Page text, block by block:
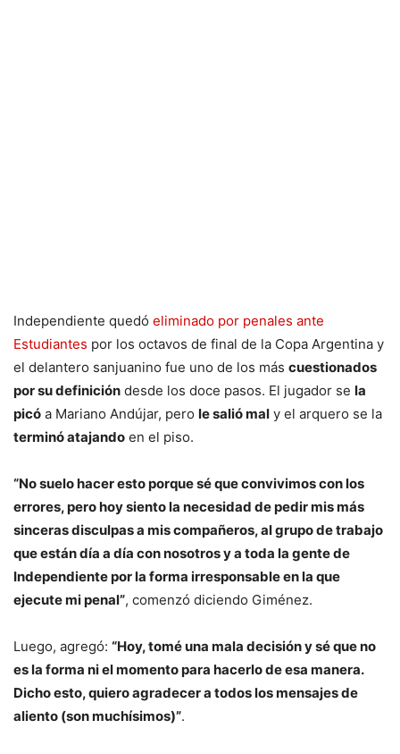
Independiente quedó eliminado por penales ante
Estudiantes por los octavos de final de la Copa Argentina y
el delantero sanjuanino fue uno de los más cuestionados
por su definición desde los doce pasos. El jugador se la
picó a Mariano Andújar, pero le salió mal y el arquero se la
terminó atajando en el piso.
“No suelo hacer esto porque sé que convivimos con los
errores, pero hoy siento la necesidad de pedir mis más
sinceras disculpas a mis compañeros, al grupo de trabajo
que están día a día con nosotros y a toda la gente de
Independiente por la forma irresponsable en la que
ejecute mi penal”, comenzó diciendo Giménez.
Luego, agregó: “Hoy, tomé una mala decisión y sé que no
es la forma ni el momento para hacerlo de esa manera.
Dicho esto, quiero agradecer a todos los mensajes de
aliento (son muchísimos)”.